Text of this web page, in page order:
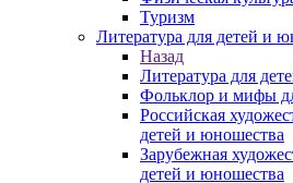
Туризм
Литература для детей и
Назад
Литература для
Фольклор и мифы
Российская
детей и юношества
Зарубежная
детей и юношества